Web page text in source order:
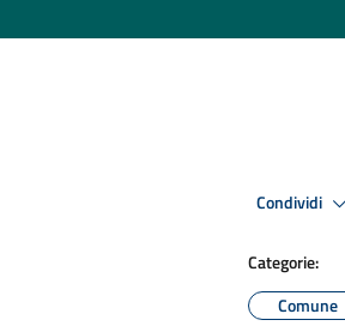
Condividi
Categorie:
Comune